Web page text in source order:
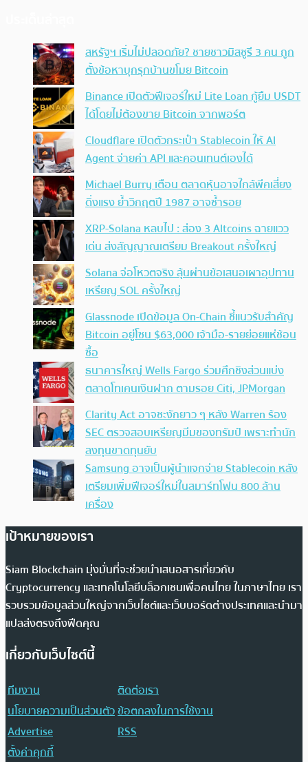
สหรัฐฯ เริ่มไม่ปลอดภัย? ชายชาวมิสซูรี 3 คน ถูก
ตั้งข้อหาบุกรุกบ้านขโมย Bitcoin
Binance เปิดตัวฟีเจอร์ใหม่ Lite Loan กู้ยืม USDT
ได้โดยไม่ต้องขาย Bitcoin จากพอร์ต
Cloudflare เปิดตัวกระเป๋า Stablecoin ให้ AI
Agent จ่ายค่า API และคอนเทนต์เองได้
Michael Burry เตือน ตลาดหุ้นอาจใกล้พีคเสี่ยง
ดิ่งแรง ย้ำวิกฤตปี 1987 อาจซ้ำรอย
XRP-Solana หลบไป : ส่อง 3 Altcoins ฉายแวว
เด่น ส่งสัญญาณเตรียม Breakout ครั้งใหญ่
Solana จ่อโหวตจริง ลุ้นผ่านข้อเสนอเผาอุปทาน
เหรียญ SOL ครั้งใหญ่
Glassnode เปิดข้อมูล On-Chain ชี้แนวรับสำคัญ
Bitcoin อยู่โซน $63,000 เจ้ามือ-รายย่อยแห่ช้อน
ซื้อ
ธนาคารใหญ่ Wells Fargo ร่วมศึกชิงส่วนแบ่ง
ตลาดโทเคนเงินฝาก ตามรอย Citi, JPMorgan
Clarity Act อาจชะงักยาว ๆ หลัง Warren ร้อง
SEC ตรวจสอบเหรียญมีมของทรัมป์ เพราะทำนัก
ลงทุนขาดทุนยับ
Samsung อาจเป็นผู้นำแจกจ่าย Stablecoin หลัง
เตรียมเพิ่มฟีเจอร์ใหม่ในสมาร์ทโฟน 800 ล้าน
เครื่อง
เป้าหมายของเรา
Siam Blockchain มุ่งมั่นที่จะช่วยนำเสนอสารเกี่ยวกับ
Cryptocurrency และเทคโนโลยีบล็อกเชนเพื่อคนไทย ในภาษาไทย เรา
รวบรวมข้อมูลส่วนใหญ่จากเว็บไซต์และเว็บบอร์ดต่างประเทศและนำมา
แปลส่งตรงถึงฟีดคุณ
เกี่ยวกับเว็บไซต์นี้
ทีมงาน
ติดต่อเรา
นโยบายความเป็นส่วนตัวข้อตกลงในการใช้งาน
Advertise
RSS
ตั้งค่าคุกกี้